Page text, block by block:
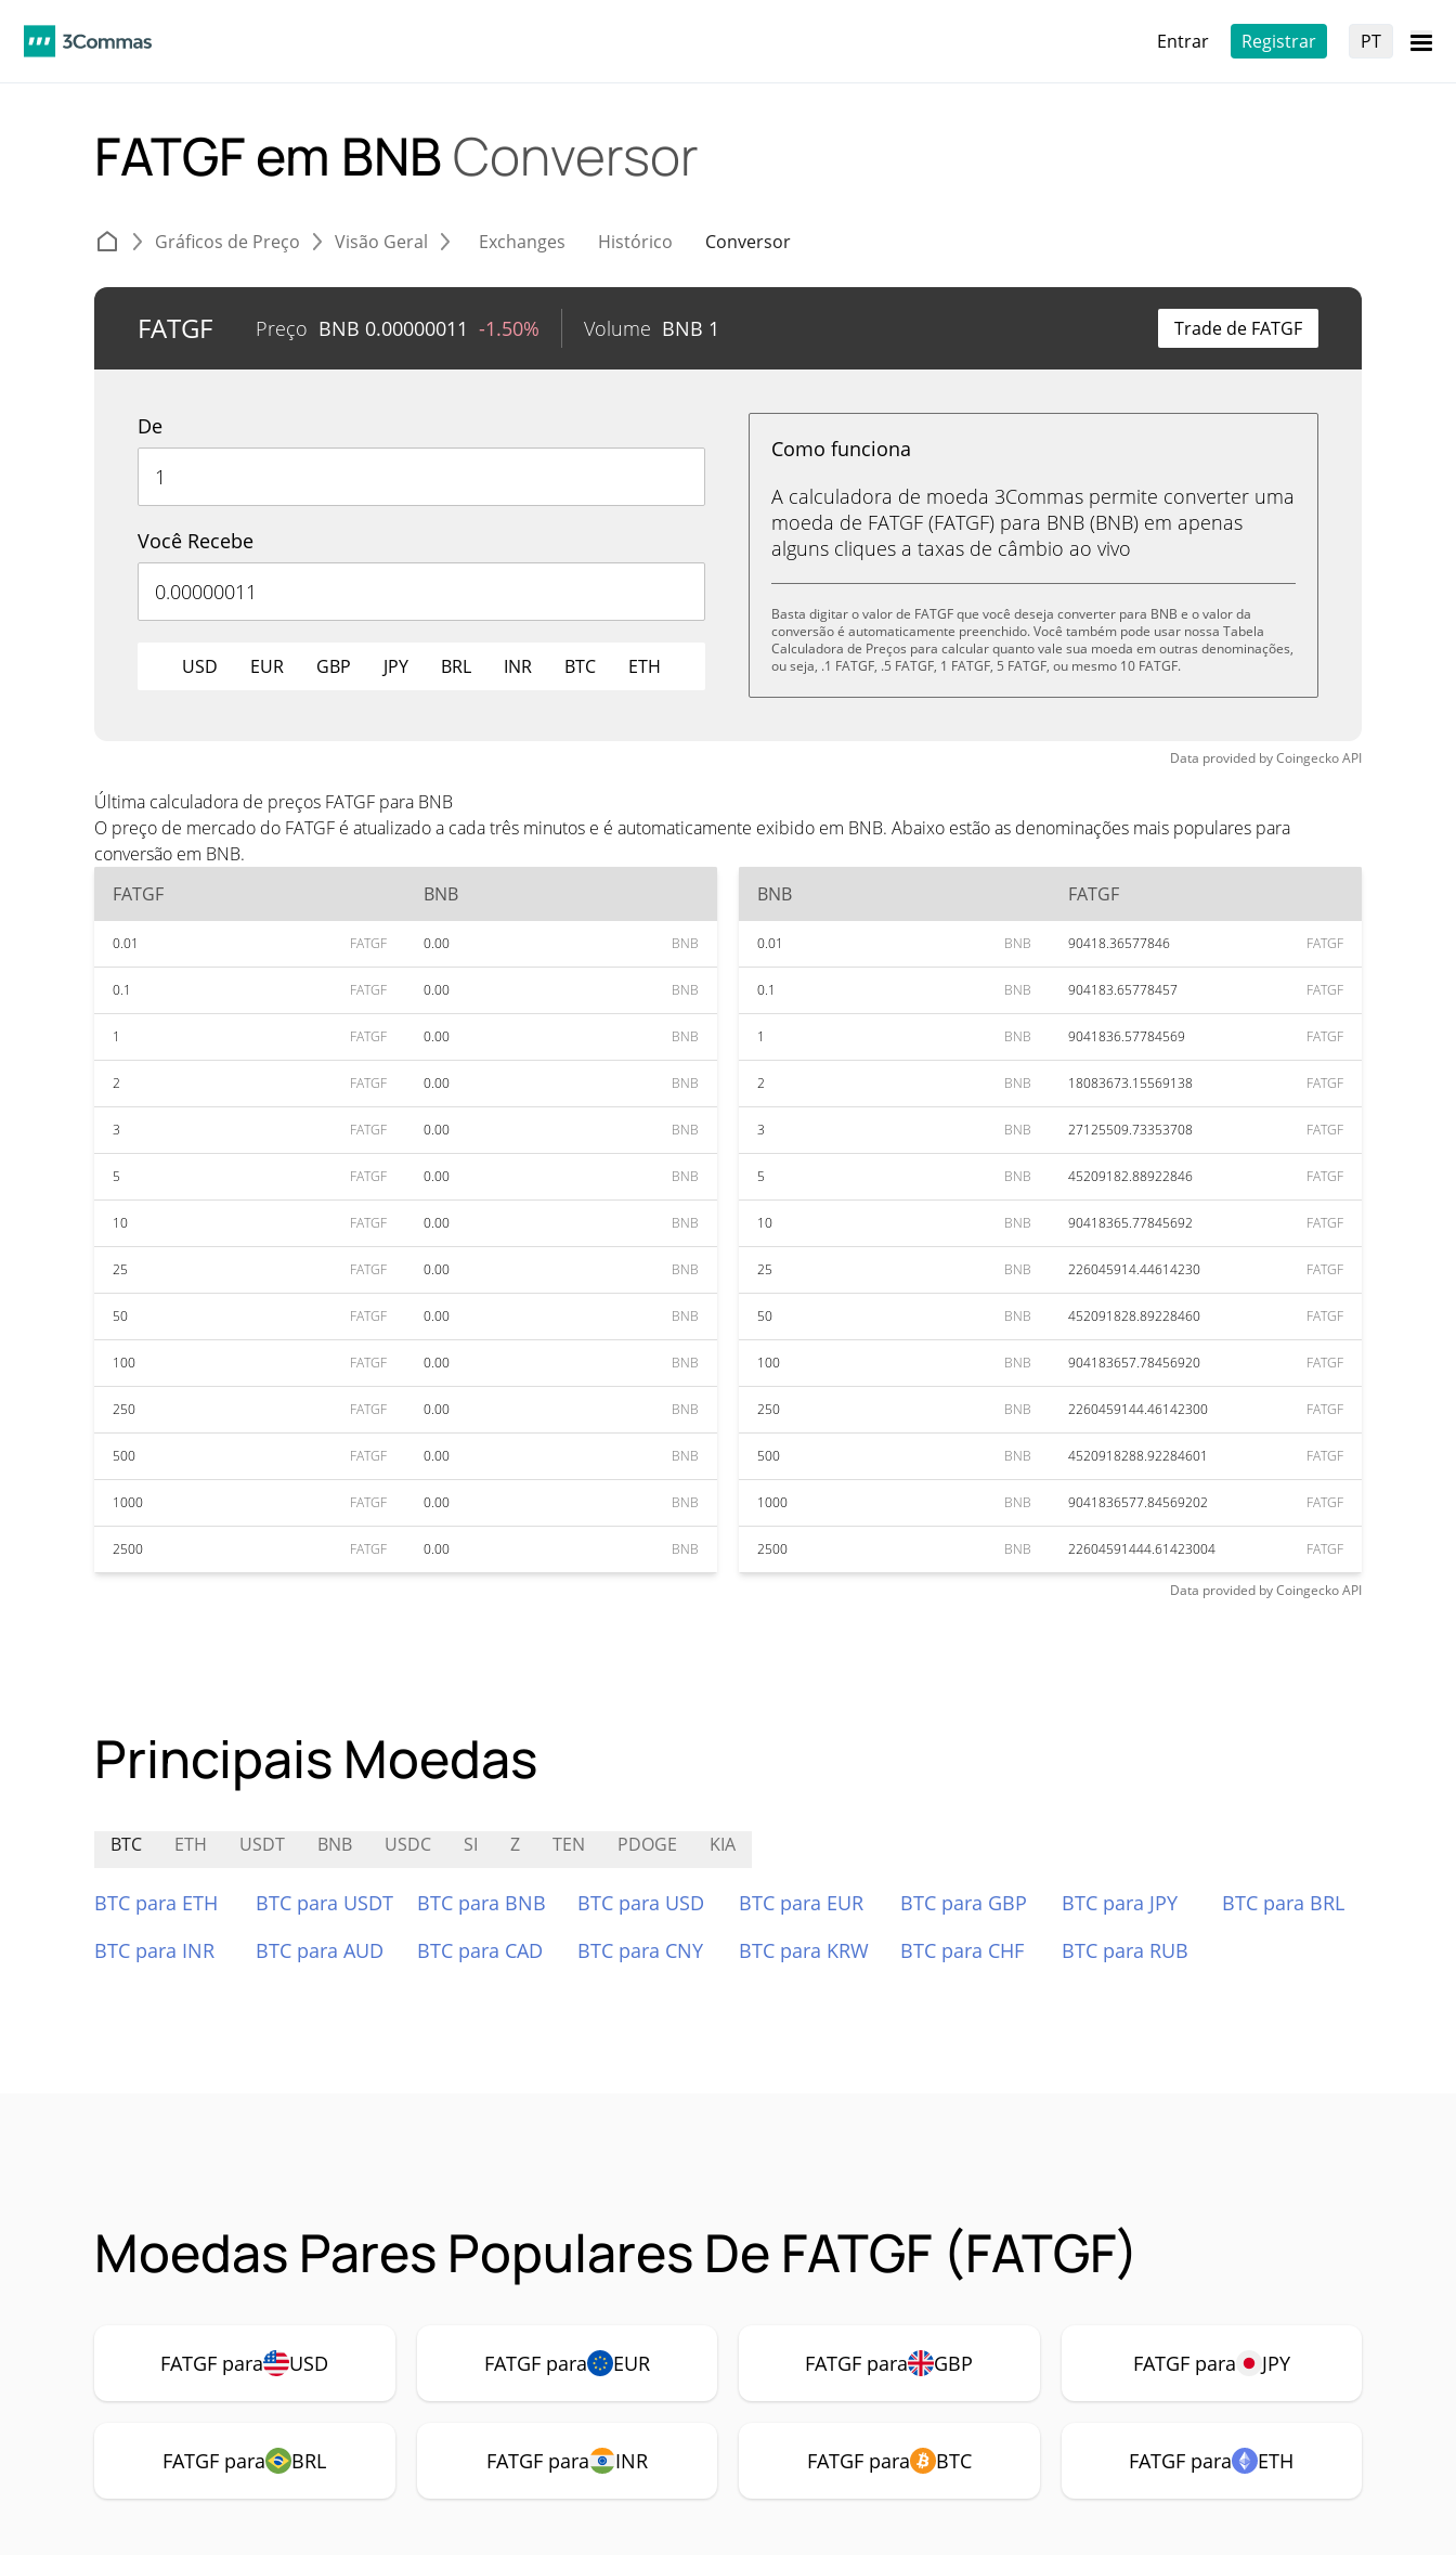
Entrar Registrar PT
FATGF em BNBConversor
Gráficos de Preço Visão Geral Exchanges Histórico Conversor
FATGF Preço BNB 0.00000011 -1.50% Volume BNB 1 Trade de FATGF
De
Você Recebe
USD EUR GBP JPY BRL INR BTC ETH
Como funciona
A calculadora de moeda 3Commas permite converter uma
moeda de FATGF (FATGF) para BNB (BNB) em apenas
alguns cliques a taxas de câmbio ao vivo
Basta digitar o valor de FATGF que você deseja converter para BNB e o valor da
conversão é automaticamente preenchido. Você também pode usar nossa Tabela
Calculadora de Preços para calcular quanto vale sua moeda em outras denominações,
ou seja, .1 FATGF, .5 FATGF, 1 FATGF, 5 FATGF, ou mesmo 10 FATGF.
Data provided byCoingeckoAPI
Última calculadora de preços FATGF para BNB
O preço de mercado do FATGF é atualizado a cada três minutos e é automaticamente exibido em BNB. Abaixo estão as denominações mais populares para
conversão em BNB.
FATGF
BNB
0.01 FATGF 0.00 BNB
0.1 FATGF 0.00 BNB
1 FATGF 0.00 BNB
2 FATGF 0.00 BNB
3 FATGF 0.00 BNB
5 FATGF 0.00 BNB
10 FATGF 0.00 BNB
25 FATGF 0.00 BNB
50 FATGF 0.00 BNB
100 FATGF 0.00 BNB
250 FATGF 0.00 BNB
500 FATGF 0.00 BNB
1000 FATGF 0.00 BNB
2500 FATGF 0.00 BNB
BNB FATGF
0.01 BNB 90418.36577846 FATGF
0.1 BNB 904183.65778457 FATGF
1 BNB 9041836.57784569 FATGF
2 BNB 18083673.15569138 FATGF
3 BNB 27125509.73353708 FATGF
5 BNB 45209182.88922846 FATGF
10 BNB 90418365.77845692 FATGF
25 BNB 226045914.44614230 FATGF
50 BNB 452091828.89228460 FATGF
100 BNB 904183657.78456920 FATGF
250 BNB 2260459144.46142300 FATGF
500 BNB 4520918288.92284601 FATGF
1000 BNB 9041836577.84569202 FATGF
2500 BNB 22604591444.61423004 FATGF
Data provided byCoingeckoAPI
Principais Moedas
BTC ETH USDT BNB USDC SI Z TEN PDOGE KIA
BTC para ETH BTC para USDT BTC para BNB BTC para USD BTC para EUR BTC para GBP BTC para JPY
BTC para BRL
BTC para INR
BTC para AUD BTC para CAD BTC para CNY BTC para KRW BTC para CHF BTC para RUB
Moedas Pares Populares De FATGF (FATGF)
FATGF para USD FATGF para EUR FATGF para GBP FATGF para JPY
FATGF para BRL FATGF para INR FATGF para BTC FATGF para ETH